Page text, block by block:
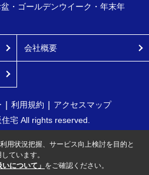
盆・ゴールデンウイーク・年末年
会社概要
利用規約
アクセスマップ
宅 All rights reserved.
用状況把握、サービス向上検討を目的と
ています。
について」 をご確認ください。